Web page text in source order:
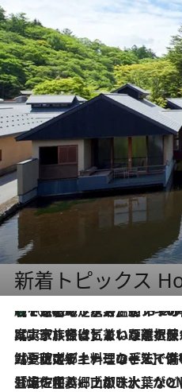
新着トピックス
2026.8.7
【トンボの足水浴】ヒノキの香りに包まれて涼感マックス！約13℃の湧水かけ流しを避暑地「星野温泉 トンボの湯」で体験
2026.7.31
【ホテル帰省】という選択肢をOMOが提案。家族とほどよい距離を保つには「昼は実家、
2026.7.24
【夏限定ディナーコース】旬を迎える稚鮎や花ズッキーニなどをイタリア・トスカーナの郷土料理
2026.7.17
「土佐和ハーブかき氷」がOMO7高知に登場！生姜、山椒、大葉など目にも舌にも涼を呼ぶ郷土の味